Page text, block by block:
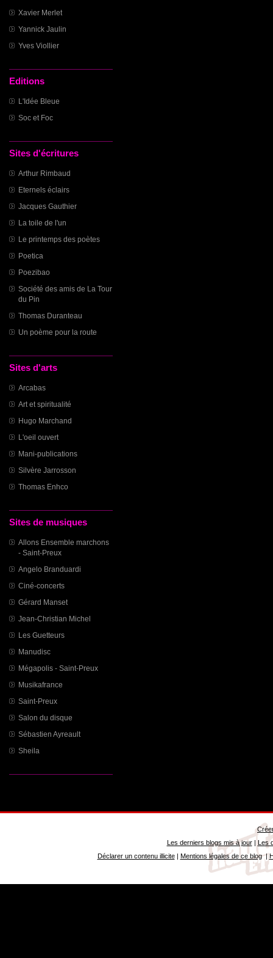
Xavier Merlet
Yannick Jaulin
Yves Viollier
Editions
L'Idée Bleue
Soc et Foc
Sites d'écritures
Arthur Rimbaud
Eternels éclairs
Jacques Gauthier
La toile de l'un
Le printemps des poètes
Poetica
Poezibao
Société des amis de La Tour
du Pin
Thomas Duranteau
Un poème pour la route
Sites d'arts
Arcabas
Art et spiritualité
Hugo Marchand
L'oeil ouvert
Mani-publications
Silvère Jarrosson
Thomas Enhco
Sites de musiques
Allons Ensemble marchons
- Saint-Preux
Angelo Branduardi
Ciné-concerts
Gérard Manset
Jean-Christian Michel
Les Guetteurs
Manudisc
Mégapolis - Saint-Preux
Musikafrance
Saint-Preux
Salon du disque
Sébastien Ayreault
Sheila
Les derniers blogs mis à jour| Les
Déclarer un contenu illicite| Mentions légales de ce blog|